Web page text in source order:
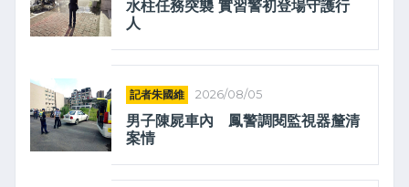
水柱任務突襲 實習警初登場守護行
人
記者朱國維 2026/08/05
男子陳屍車內 鳳警調閱監視器釐清
案情